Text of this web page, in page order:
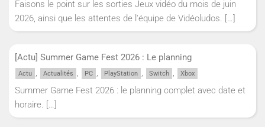
Faisons le point sur les sorties Jeux vidéo du mois de juin
2026, ainsi que les attentes de l'équipe de Vidéoludos. […]
[Actu] Summer Game Fest 2026 : Le planning
Actu , Actualités , PC , PlayStation , Switch , Xbox
Summer Game Fest 2026 : le planning complet avec date et
horaire. […]